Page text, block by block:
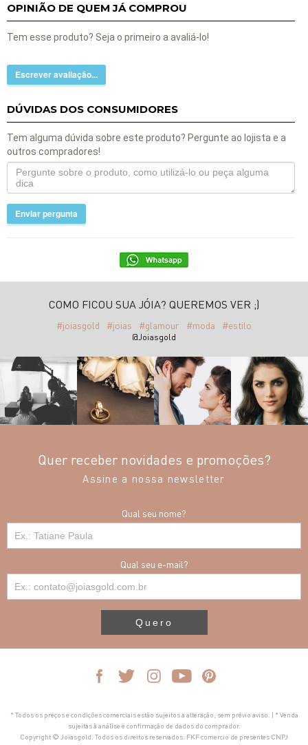
OPINIÃO DE QUEM JÁ COMPROU
Tem esse produto? Seja o primeiro a avaliá-lo!
Escrever avaliação...
DÚVIDAS DOS CONSUMIDORES
Tem alguma dúvida sobre este produto? Pergunte ao lojista e a
outros compradores!
Enviar pergunta
COMO FICOU SUA JÓIA? QUEREMOS VER ;)
#joiasgold #joias #glamour #moda #estilo
@Joiasgold
Quer receber novidades e promoções?
Assine a nossa newsletter
Qual seu nome?
Qual seu e-mail?
Quero
* Todos os preços e condições comerciais estão sujeitos a alteração, sem prévio aviso. | * Venda
sujeitas à análise e confirmação de dados do comprador.
Copyright © Joiasgold. Todos os direitos reservados. FKF comercio de presentes CNPJ